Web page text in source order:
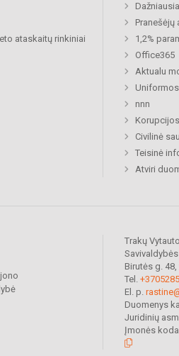
ataskaitų rinkiniai
Pranešėjų
1,2%
Office365
Aktualu
Uniformos
nnn
Civilinė
Teisinė
Atviri
Trakų
Birutės g.
Tel.
El. p.
Duomenys
Juridinių
Įmonės